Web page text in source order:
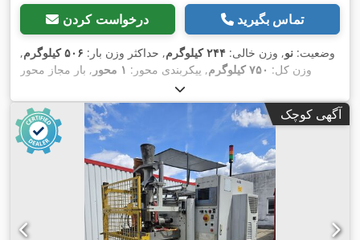
درخواست کردن تماس بگیرید
وضعیت: نو, وزن خالی: ۲۴۴ کیلوگرم , حداکثر وزن بار: ۵۰۶ کیلوگرم
,
وزن کل: ۷۵۰ کیلوگرم , پیکربندی محور: ۱ محور
, بار مجاز محور
, طول فضای بارگیری:
فضای بارگیری:۱٬۶۰۰ میلی‌متر , طول کل:۳٬۶۰۰ میلی‌متر
, عرض
, سایز تایر: 155/70 R13 , حداکثر سرعت:۱۰۰
, ترمز تریلر:تریلر بدون ترمز
آگهی کوچک